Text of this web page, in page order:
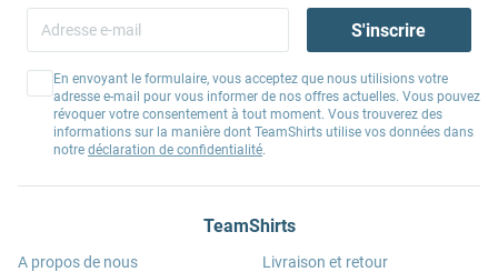
S'inscrire
En envoyant le formulaire, vous acceptez que nous utilisions votre
adresse e-mail pour vous informer de nos offres actuelles. Vous pouvez
révoquer votre consentement à tout moment. Vous trouverez des
informations sur la manière dont TeamShirts utilise vos données dans
notre déclaration de confidentialité.
TeamShirts
A propos de nous
Livraison et retour